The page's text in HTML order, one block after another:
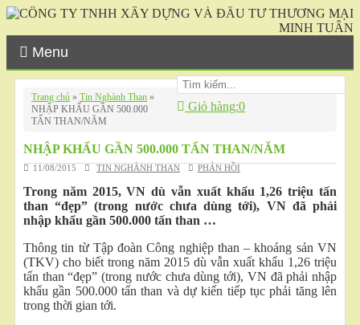
Menu
Giỏ hàng:0
Trang chủ » Tin Nghành Than »
NHẬP KHẨU GẦN 500.000
TẤN THAN/NĂM
NHẬP KHẨU GẦN 500.000 TẤN THAN/NĂM
11/08/2015 TIN NGHÀNH THAN PHẢN HỒI
Trong năm 2015, VN dù vẫn xuất khẩu 1,26 triệu tấn
than “đẹp” (trong nước chưa dùng tới), VN đã phải
nhập khẩu gần 500.000 tấn than …
Thông tin từ Tập đoàn Công nghiệp than – khoáng sản VN
(TKV) cho biết trong năm 2015 dù vẫn xuất khẩu 1,26 triệu
tấn than “đẹp” (trong nước chưa dùng tới), VN đã phải nhập
khẩu gần 500.000 tấn than và dự kiến tiếp tục phải tăng lên
trong thời gian tới.